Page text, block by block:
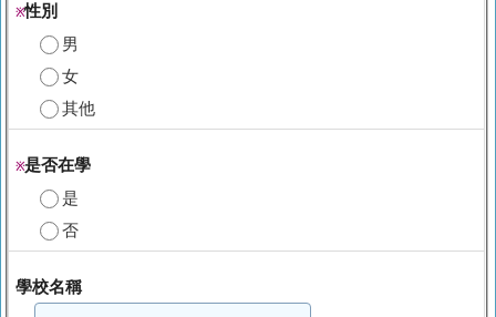
※性別
男
女
其他
※是否在學
是
否
學校名稱